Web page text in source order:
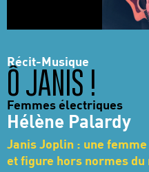
Récit-Musique
Ô JANIS !
Femmes électriques
Hélène Palardy
Janis Joplin : une
et figure hors normes du